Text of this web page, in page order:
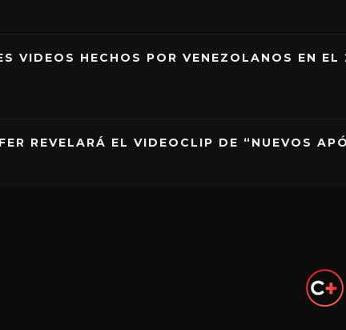
VIDEOS HECHOS POR VENEZOLANOS EN EL
REVELARÁ EL VIDEOCLIP DE “NUEVOS